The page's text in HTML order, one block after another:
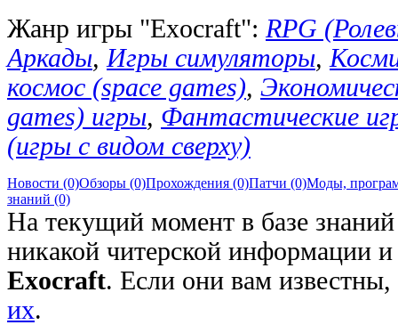
Жанр игры "Exocraft": RPG
Аркады, Игры симуляторы,
космос (space games),
games) игры, Фантастические
(игры с видом сверху)
Новости (0)Обзоры (0)Прохождения (0)Патчи (0)Моды,
знаний (0)
На текущий момент в базе
никакой читерской информации и
Exocraft. Если они вам
их.